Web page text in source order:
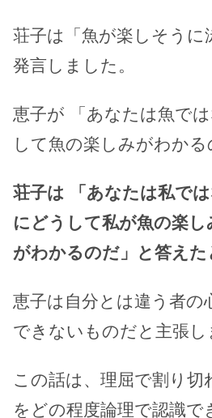
荘子は「魚が楽しそうに
発言しました。
恵子が 「あなたは魚で
して魚の楽しみがわかる
荘子は 「あなたは私で
にどうして私が魚の楽
がわかるのだ」と答えた
恵子は自分とは違う者の
できないものだと主張し
この話は、理屈で割り切
をどの程度論理で認識で